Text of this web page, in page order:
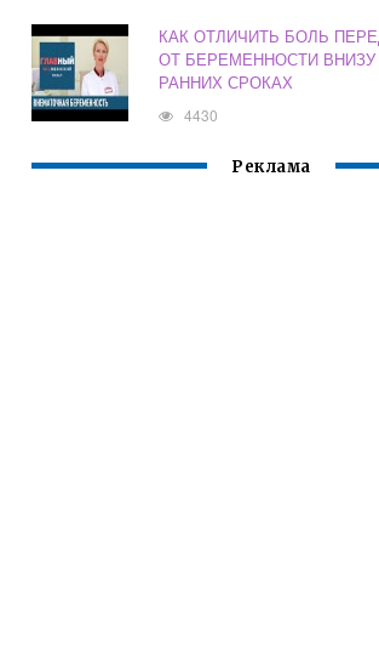
КАК ОТЛИЧИТЬ БОЛЬ
ОТ БЕРЕМЕННОСТИ
РАННИХ СРОКАХ
4430
Реклама